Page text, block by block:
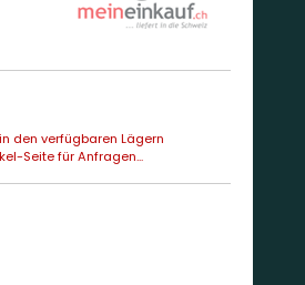
den verfügbaren Lägern
Seite für Anfragen...